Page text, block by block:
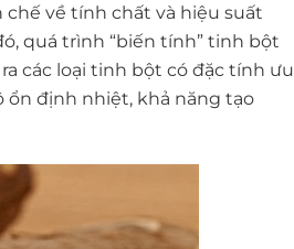
về tính chất và hiệu suất
quá trình “biến tính” tinh bột
các loại tinh bột có đặc tính ưu
định nhiệt, khả năng tạo